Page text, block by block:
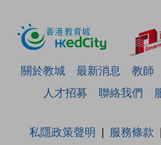
關於教城 最新消息 教師
人才招募
聯絡我們
私隱政策聲明 服務條款